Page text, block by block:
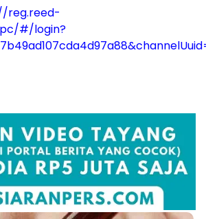
reg.reed-
#/login?